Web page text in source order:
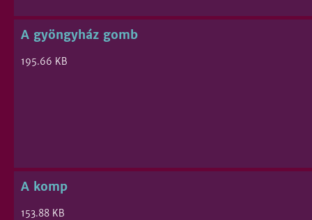
A gyöngyház gomb
195.66 KB
A komp
153.88 KB